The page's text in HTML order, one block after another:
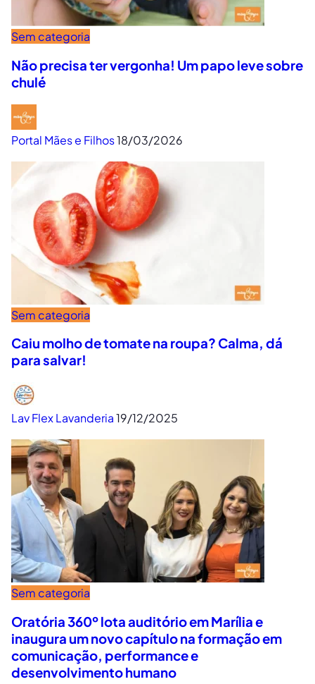
Sem categoria
Não precisa ter vergonha! Um papo leve sobre
chulé
Portal Mães e Filhos18/03/2026
Sem categoria
Caiu molho de tomate na roupa? Calma, dá
para salvar!
Lav Flex Lavanderia19/12/2025
Sem categoria
Oratória 360º lota auditório em Marília e
inaugura um novo capítulo na formação em
comunicação, performance e
desenvolvimento humano